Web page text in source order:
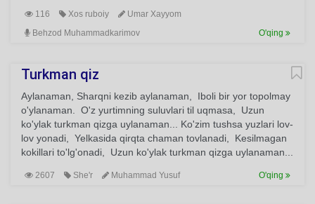
116 Xos ruboiy
Umar Xayyom
Behzod Muhammadkarimov
O'qing
Turkman qiz
Aylanaman, Sharqni kezib aylanaman, Iboli bir yor topolmay
o'ylanaman. O'z yurtimning suluvlari til uqmasa, Uzun
ko'ylak turkman qizga uylanaman... Ko'zim tushsa yuzlari lov-
lov yonadi, Yelkasida qirqta chaman tovlanadi, Kesilmagan
kokillari to'lg'onadi, Uzun ko'ylak turkman qizga uylanaman...
2607 She'r Muhammad Yusuf O'qing